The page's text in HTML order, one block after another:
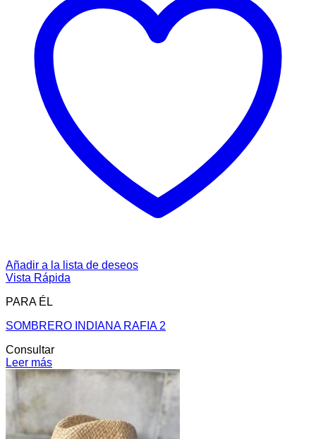
Añadir a la lista de deseos
Vista Rápida
PARA ÉL
SOMBRERO INDIANA RAFIA 2
Consultar
Leer más